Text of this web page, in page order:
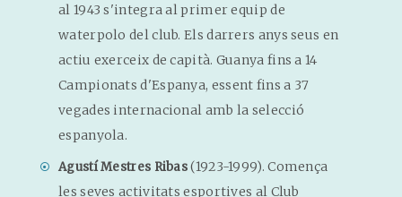
al 1943 s'integra al primer equip de
waterpolo del club. Els darrers anys seus en
actiu exerceix de capità. Guanya fins a 14
Campionats d'Espanya, essent fins a 37
vegades internacional amb la selecció
espanyola.
Agustí Mestres Ribas(1923-1999). Comença
les seves activitats esportives al Club